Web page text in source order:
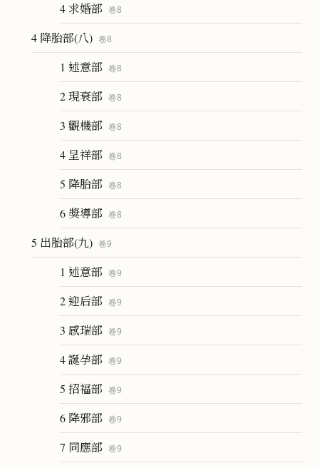
4 求婚部 卷8
4 降胎部(八) 卷8
1 述意部 卷8
2 現衰部 卷8
3 觀機部 卷8
4 呈祥部 卷8
5 降胎部 卷8
6 獎導部 卷8
5 出胎部(九) 卷9
1 述意部 卷9
2 迎后部 卷9
3 感瑞部 卷9
4 誕孕部 卷9
5 招福部 卷9
6 降邪部 卷9
7 同應部 卷9